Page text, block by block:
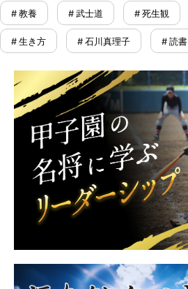
# 教養 # 武士道 # 死生観
# 生き方 # 石川真理子 # 読書